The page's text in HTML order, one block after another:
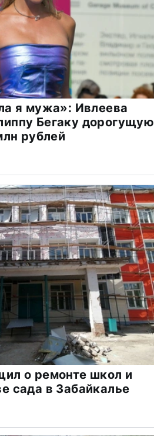
я мужа»: Ивлеева
Бегаку дорогущую
рублей
о ремонте школ и
сада в Забайкалье